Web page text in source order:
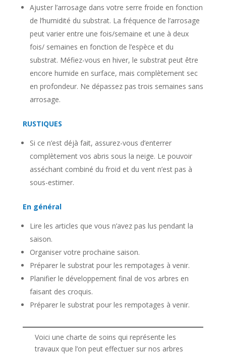
Ajuster l’arrosage dans votre serre froide en fonction
de l’humidité du substrat. La fréquence de l’arrosage
peut varier entre une fois/semaine et une à deux
fois/ semaines en fonction de l’espèce et du
substrat. Méfiez-vous en hiver, le substrat peut être
encore humide en surface, mais complètement sec
en profondeur. Ne dépassez pas trois semaines sans
arrosage.
RUSTIQUES
Si ce n’est déjà fait, assurez-vous d’enterrer
complètement vos abris sous la neige. Le pouvoir
asséchant combiné du froid et du vent n’est pas à
sous-estimer.
En général
Lire les articles que vous n’avez pas lus pendant la
saison.
Organiser votre prochaine saison.
Préparer le substrat pour les rempotages à venir.
Planifier le développement final de vos arbres en
faisant des croquis.
Préparer le substrat pour les rempotages à venir.
Voici une charte de soins qui représente les
travaux que l’on peut effectuer sur nos arbres